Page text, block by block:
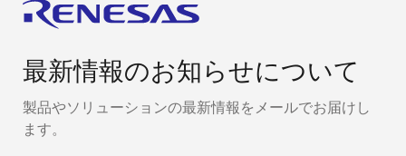
最新情報のお知らせについて
製品やソリューションの最新情報をメールでお届けし
ます。